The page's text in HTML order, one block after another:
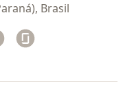
Brasil
separador
num novo separador
Linkedin
abre num novo